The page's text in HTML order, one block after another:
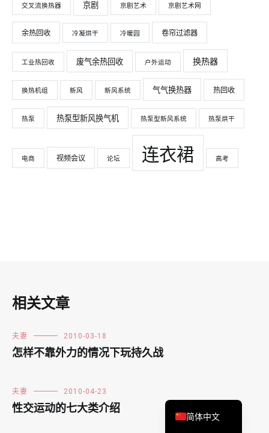
交叉流换热器 京剧 京剧艺术 京剧艺术网
余热回收 冷凝烘干 冷暖园 卷帘过滤器
工业热回收 废气余热回收 户外运动 换热器
换热机组 新风 新风系统 气气换热器 热回收
热泵 热泵型新风换气机 热泵型新风系统 热泵烘干
电商 视频会议 论坛 连衣裙 高考
相关文章
夫妻 2010-03-18
怎样不靠外力的情况下玩持久战
夫妻 2010-04-23
性交运动的七大类介绍 简体中文